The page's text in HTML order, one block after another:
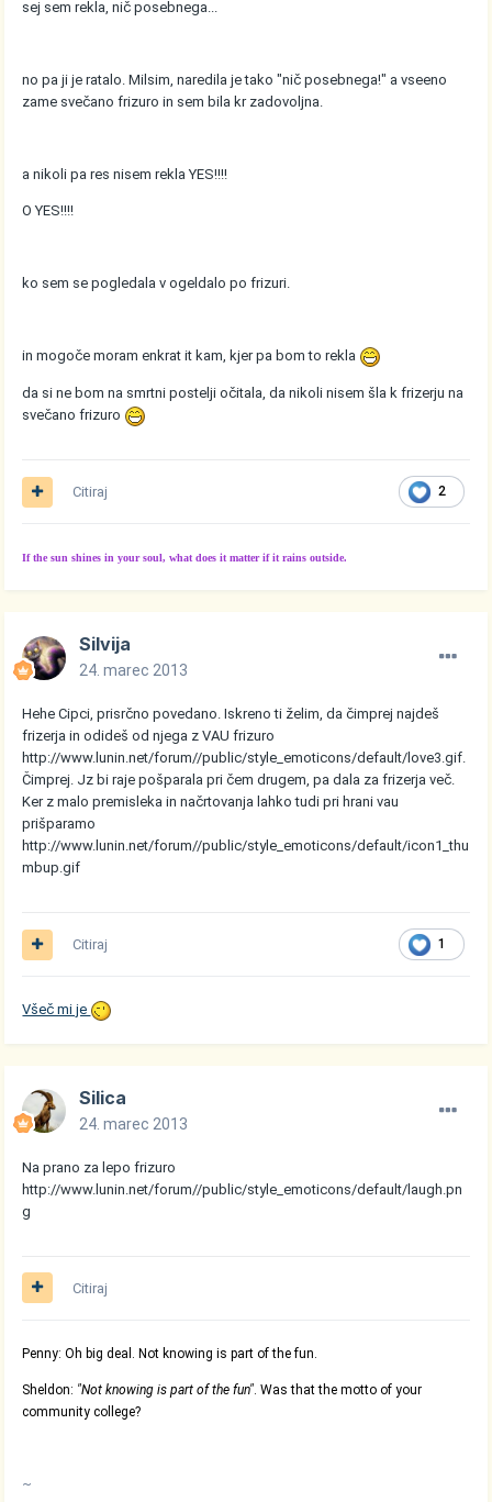
sej sem rekla, nič posebnega...
no pa ji je ratalo. Milsim, naredila je tako "nič posebnega!" a vseeno
zame svečano frizuro in sem bila kr zadovoljna.
a nikoli pa res nisem rekla YES!!!!
O YES!!!!
ko sem se pogledala v ogeldalo po frizuri.
in mogoče moram enkrat it kam, kjer pa bom to rekla
da si ne bom na smrtni postelji očitala, da nikoli nisem šla k frizerju na
svečano frizuro
2
Citiraj
If the sun shines in your soul, what does it matter if it rains outside.
Silvija
24. marec 2013
Hehe Cipci, prisrčno povedano. Iskreno ti želim, da čimprej najdeš
frizerja in odideš od njega z VAU frizuro
http://www.lunin.net/forum//public/style_emoticons/default/love3.gif.
Čimprej. Jz bi raje pošparala pri čem drugem, pa dala za frizerja več.
Ker z malo premisleka in načrtovanja lahko tudi pri hrani vau
prišparamo
http://www.lunin.net/forum//public/style_emoticons/default/icon1_thu
mbup.gif
1
Citiraj
Všeč mi je
Silica
24. marec 2013
Na prano za lepo frizuro
http://www.lunin.net/forum//public/style_emoticons/default/laugh.pn
g
Citiraj
Penny: Oh big deal. Not knowing is part of the fun.
Sheldon: "Not knowing is part of the fun". Was that the motto of your
community college?
~